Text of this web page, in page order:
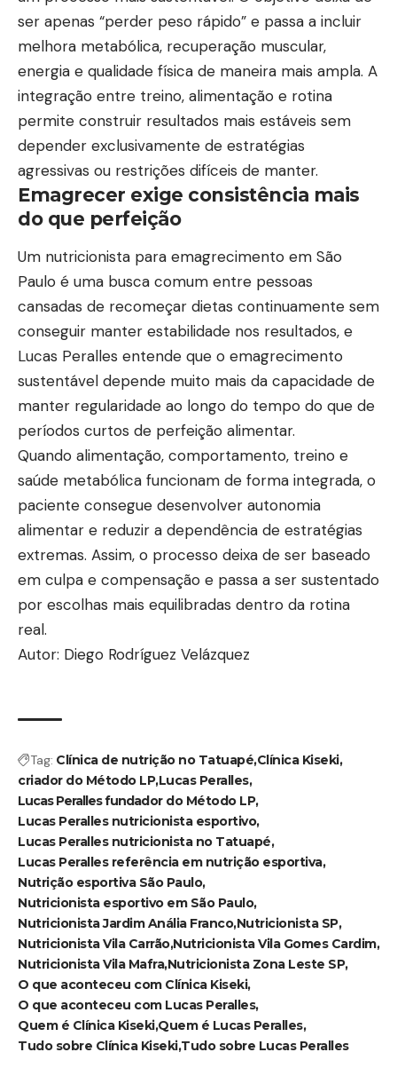
ser apenas “perder peso rápido” e passa a incluir
melhora metabólica, recuperação muscular,
energia e qualidade física de maneira mais ampla. A
integração entre treino, alimentação e rotina
permite construir resultados mais estáveis sem
depender exclusivamente de estratégias
agressivas ou restrições difíceis de manter.
Emagrecer exige consistência mais
do que perfeição
Um nutricionista para emagrecimento em São
Paulo é uma busca comum entre pessoas
cansadas de recomeçar dietas continuamente sem
conseguir manter estabilidade nos resultados, e
Lucas Peralles entende que o emagrecimento
sustentável depende muito mais da capacidade de
manter regularidade ao longo do tempo do que de
períodos curtos de perfeição alimentar.
Quando alimentação, comportamento, treino e
saúde metabólica funcionam de forma integrada, o
paciente consegue desenvolver autonomia
alimentar e reduzir a dependência de estratégias
extremas. Assim, o processo deixa de ser baseado
em culpa e compensação e passa a ser sustentado
por escolhas mais equilibradas dentro da rotina
real.
Autor: Diego Rodríguez Velázquez
Tag: Clínica de nutrição no TatuapéClínica Kiseki
criador do Método LPLucas Peralles
Lucas Peralles fundador do Método LP
Lucas Peralles nutricionista esportivo
Lucas Peralles nutricionista no Tatuapé
Lucas Peralles referência em nutrição esportiva
Nutrição esportiva São Paulo
Nutricionista esportivo em São Paulo
Nutricionista Jardim Anália FrancoNutricionista SP
Nutricionista Vila CarrãoNutricionista Vila Gomes Cardim
Nutricionista Vila MafraNutricionista Zona Leste SP
O que aconteceu com Clínica Kiseki
O que aconteceu com Lucas Peralles
Quem é Clínica KisekiQuem é Lucas Peralles
Tudo sobre Clínica KisekiTudo sobre Lucas Peralles